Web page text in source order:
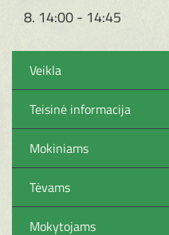
8. 14:00 - 14:45
Veikla
Teisinė informacija
Mokiniams
Tėvams
Mokytojams